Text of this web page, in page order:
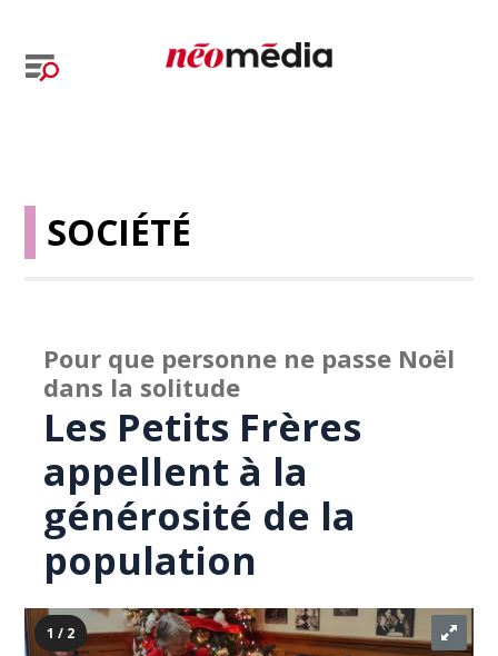
SOCIÉTÉ
Pour que personne ne passe Noël
dans la solitude
Les Petits Frères
appellent à la
générosité de la
population
1 / 2